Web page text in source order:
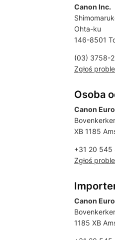
Canon Inc.
Ohta-ku
146-8501
(03) 3758-
Zgłoś
Osoba
Canon
XB 1185
+31 20 545
Zgłoś
Canon
1185 XB